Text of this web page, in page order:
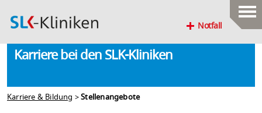
Notfall
Karriere bei den SLK-Kliniken
Karriere & Bildung >Stellenangebote